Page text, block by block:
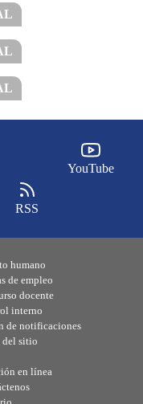
YouTube
RSS
humano
de empleo
docente
interno
de notificaciones
del sitio
en línea